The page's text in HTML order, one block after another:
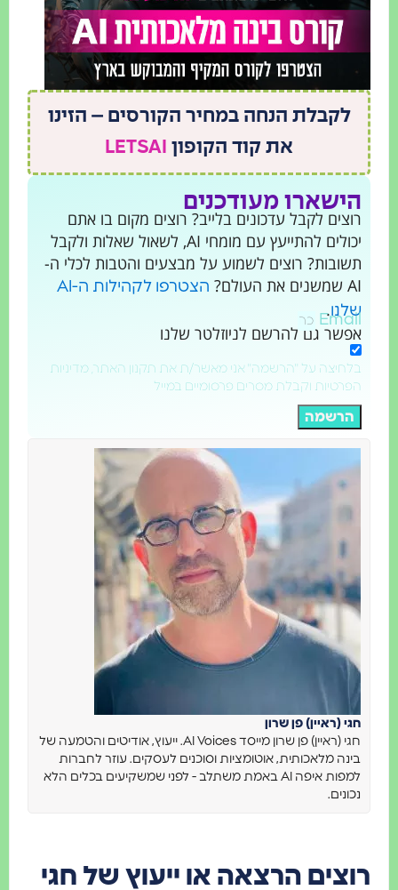
לקבלת הנחה במחיר הקורסים – הזינו
את קוד הקופוןLETSAI
מעודכנים
לקבל עדכונים בלייב? רוצים מקום בו אתם
יכולים להתייעץ עם מומחי AI, לשאול שאלות ולקבל
רוצים לשמוע על מבצעים והטבות לכלי ה-
הצטרפו לקהילות ה-AI
גם להרשם לניוזלטר שלנו
על "הרשמה" אני מאשר/ת את תקנון האתר, מדיניות
וקבלת מסרים פרסומיים במייל
הרשמה
(ראיין) פן שרון
חגי (ראיין) פן שרון מייסד AI Voices. ייעוץ, אודיטים והטמעה של
מלאכותית, אוטומציות וסוכנים לעסקים. עוזר לחברות
למפות איפה AI באמת משתלב - לפני שמשקיעים בכלים הלא
הרצאה או ייעוץ של חגי